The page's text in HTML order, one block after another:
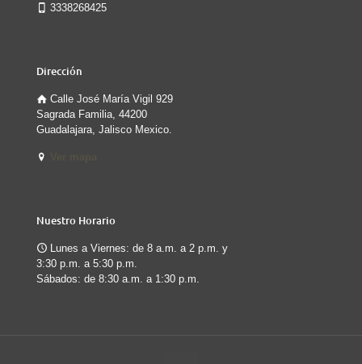
3338268425
Dirección
Calle José María Vigil 929
Sagrada Familia, 44200
Guadalajara, Jalisco Mexico.
Nuestro Horario
Lunes a Viernes: de 8 a.m. a 2 p.m. y
3:30 p.m. a 5:30 p.m.
Sábados: de 8:30 a.m. a 1:30 p.m.